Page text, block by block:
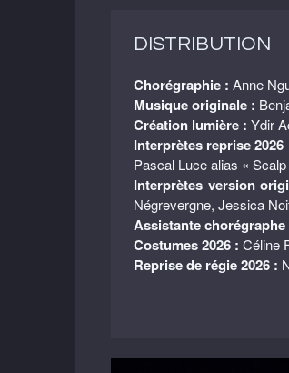
DISTRIBUTION
Chorégraphie : Anne
Musique originale :
Création lumière : Ydir
Interprètes reprise 2026
Pascal Luce alias «
Interprètes version
Négrevergne, Jessica
Assistante
Costumes 2026 : Céline
Reprise de régie 2026 :